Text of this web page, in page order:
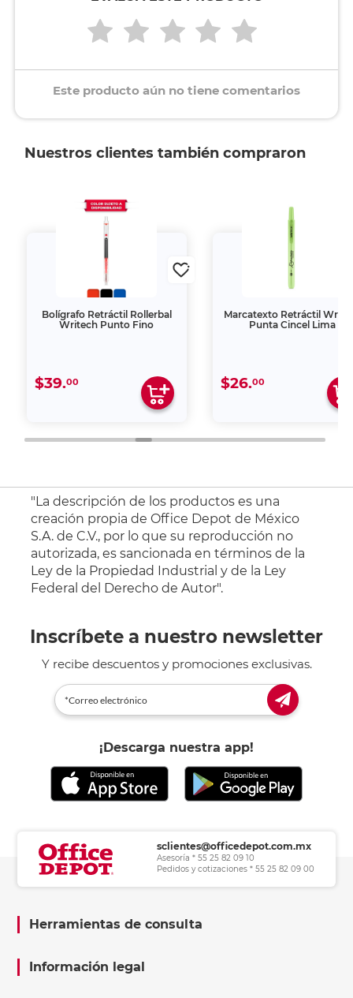
Este producto aún no tiene comentarios
Nuestros clientes también compraron
Bolígrafo Retráctil Rollerbal
Writech Punto Fino
$39.00
Marcatexto Retráctil
Punta Cincel Lima
$26.00
"La descripción de los productos es una
creación propia de Office Depot de México
S.A. de C.V., por lo que su reproducción no
autorizada, es sancionada en términos de la
Ley de la Propiedad Industrial y de la Ley
Federal del Derecho de Autor".
Inscríbete a nuestro newsletter
Y recibe descuentos y promociones exclusivas.
¡Descarga nuestra app!
sclientes@officedepot.com.mx
Asesoría * 55 25 82 09 10
Pedidos y cotizaciones * 55 25 82 09 00
Herramientas de consulta
Información legal